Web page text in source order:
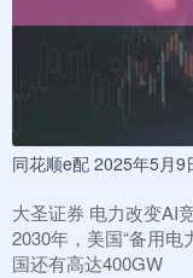
同花顺e配 2025年5月
大圣证券 电力改变AI
2030年，美国“备用电
国还有高达400GW